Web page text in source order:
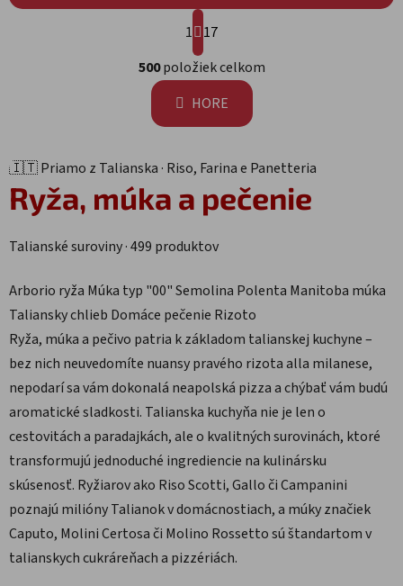
Ovládacie prvky výpisu
Stránkovanie
1
17
500položiek celkom
HORE
🇮🇹 Priamo z Talianska · Riso, Farina e Panetteria
Ryža, múka a pečenie
Talianské suroviny · 499 produktov
Arborio ryža Múka typ "00"Semolina Polenta Manitoba múka
Taliansky chlieb Domáce pečenie Rizoto
Ryža, múka a pečivo patria k základom talianskej kuchyne –
bez nich neuvedomíte nuansy pravého rizota alla milanese,
nepodarí sa vám dokonalá neapolská pizza a chýbať vám budú
aromatické sladkosti. Talianska kuchyňa nie je len o
cestovitách a paradajkách, ale o kvalitných surovinách, ktoré
transformujú jednoduché ingrediencie na kulinársku
skúsenosť. Ryžiarov ako Riso Scotti, Gallo či Campanini
poznajú milióny Talianok v domácnostiach, a múky značiek
Caputo, Molini Certosa či Molino Rossetto sú štandartom v
talianskych cukráreňach a pizzériách.